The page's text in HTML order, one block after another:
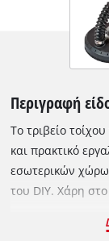
Περιγραφή
Το τριβείο
και πρακτικό
εσωτερικών
του DIY. Χάρη
λείανσης σε